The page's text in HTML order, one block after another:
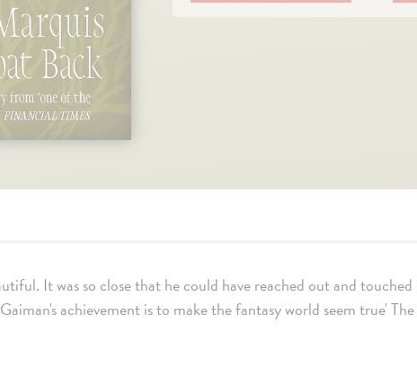
It was so close that he could have reached out and
achievement is to make the fantasy world seem true'